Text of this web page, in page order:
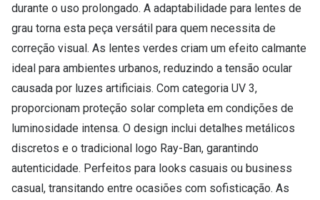
durante o uso prolongado. A adaptabilidade para lentes de
grau torna esta peça versátil para quem necessita de
correção visual. As lentes verdes criam um efeito calmante
ideal para ambientes urbanos, reduzindo a tensão ocular
causada por luzes artificiais. Com categoria UV 3,
proporcionam proteção solar completa em condições de
luminosidade intensa. O design inclui detalhes metálicos
discretos e o tradicional logo Ray-Ban, garantindo
autenticidade. Perfeitos para looks casuais ou business
casual, transitando entre ocasiões com sofisticação. As